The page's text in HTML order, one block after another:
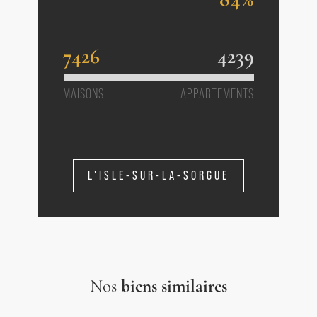
7426 4239
MAISONS APPARTEMENTS
L'ISLE-SUR-LA-SORGUE
Nos biens similaires